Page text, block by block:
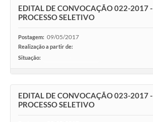
EDITAL DE CONVOCAÇÃO 022-2017 -
PROCESSO SELETIVO
Postagem: 09/05/2017
Realização a partir de:
Situação:
EDITAL DE CONVOCAÇÃO 023-2017 -
PROCESSO SELETIVO